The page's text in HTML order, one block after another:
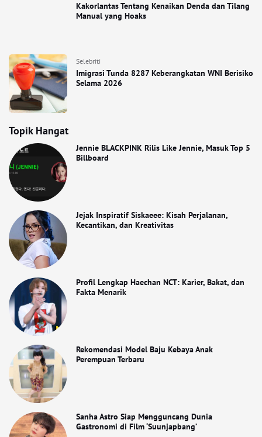
Kakorlantas Tentang Kenaikan Denda dan Tilang
Manual yang Hoaks
Selebriti
Imigrasi Tunda 8287 Keberangkatan WNI Berisiko
Selama 2026
Topik Hangat
Jennie BLACKPINK Rilis Like Jennie, Masuk Top 5
Billboard
Jejak Inspiratif Siskaeee: Kisah Perjalanan,
Kecantikan, dan Kreativitas
Profil Lengkap Haechan NCT: Karier, Bakat, dan
Fakta Menarik
Rekomendasi Model Baju Kebaya Anak
Perempuan Terbaru
Sanha Astro Siap Mengguncang Dunia
Gastronomi di Film ‘Suunjapbang’